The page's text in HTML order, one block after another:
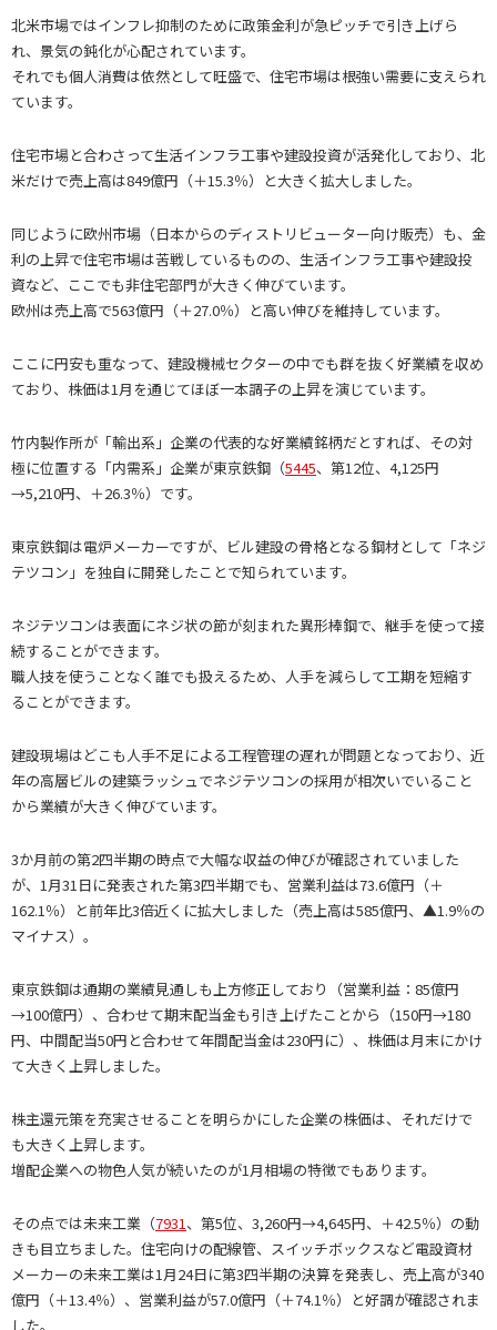
北米市場ではインフレ抑制のために政策金利が急ピッチで引き上げら
れ、景気の鈍化が心配されています。
それでも個人消費は依然として旺盛で、住宅市場は根強い需要に支えられ
ています。
住宅市場と合わさって生活インフラ工事や建設投資が活発化しており、北
米だけで売上高は849億円（＋15.3％）と大きく拡大しました。
同じように欧州市場（日本からのディストリビューター向け販売）も、金
利の上昇で住宅市場は苦戦しているものの、生活インフラ工事や建設投
資など、ここでも非住宅部門が大きく伸びています。
欧州は売上高で563億円（＋27.0％）と高い伸びを維持しています。
ここに円安も重なって、建設機械セクターの中でも群を抜く好業績を収め
ており、株価は1月を通じてほぼ一本調子の上昇を演じています。
竹内製作所が「輸出系」企業の代表的な好業績銘柄だとすれば、その対
極に位置する「内需系」企業が東京鉄鋼（5445、第12位、4,125円
→5,210円、＋26.3％）です。
東京鉄鋼は電炉メーカーですが、ビル建設の骨格となる鋼材として「ネジ
テツコン」を独自に開発したことで知られています。
ネジテツコンは表面にネジ状の節が刻まれた異形棒鋼で、継手を使って接
続することができます。
職人技を使うことなく誰でも扱えるため、人手を減らして工期を短縮す
ることができます。
建設現場はどこも人手不足による工程管理の遅れが問題となっており、近
年の高層ビルの建築ラッシュでネジテツコンの採用が相次いでいること
から業績が大きく伸びています。
3か月前の第2四半期の時点で大幅な収益の伸びが確認されていました
が、1月31日に発表された第3四半期でも、営業利益は73.6億円（＋
162.1％）と前年比3倍近くに拡大しました（売上高は585億円、▲1.9％の
マイナス）。
東京鉄鋼は通期の業績見通しも上方修正しており（営業利益：85億円
→100億円）、合わせて期末配当金も引き上げたことから（150円→180
円、中間配当50円と合わせて年間配当金は230円に）、株価は月末にかけ
て大きく上昇しました。
株主還元策を充実させることを明らかにした企業の株価は、それだけで
も大きく上昇します。
増配企業への物色人気が続いたのが1月相場の特徴でもあります。
その点では未来工業（7931、第5位、3,260円→4,645円、＋42.5％）の動
きも目立ちました。住宅向けの配線管、スイッチボックスなど電設資材
メーカーの未来工業は1月24日に第3四半期の決算を発表し、売上高が340
億円（＋13.4％）、営業利益が57.0億円（＋74.1％）と好調が確認されま
した。